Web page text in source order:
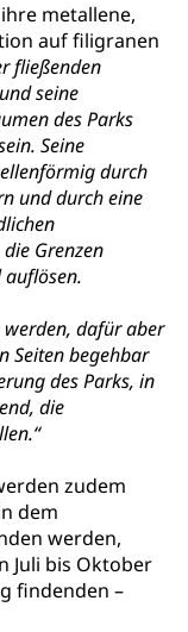
metallene,
auf filigranen
fließenden
seine
des Parks
Seine
durch
und durch eine
Grenzen
werden, dafür aber
Seiten begehbar
des Parks, in
die
zudem
dem
werden,
Juli bis Oktober
findenden –